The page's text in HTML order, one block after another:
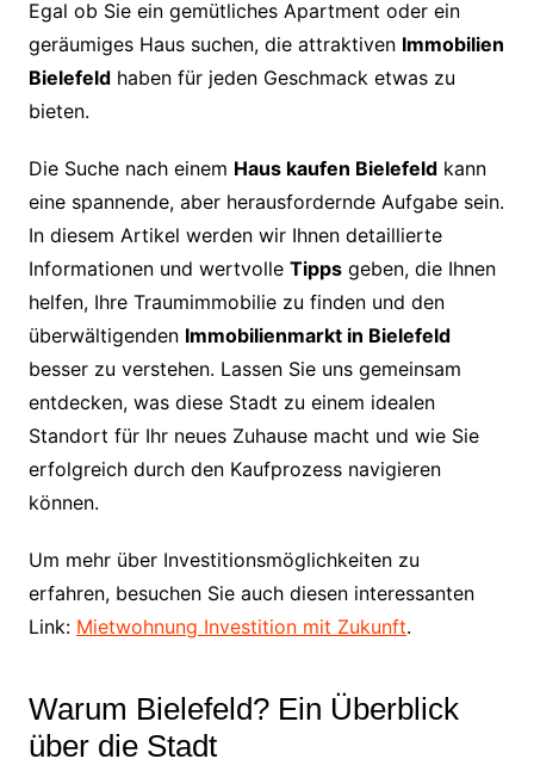
Egal ob Sie ein gemütliches Apartment oder ein
geräumiges Haus suchen, die attraktiven Immobilien
Bielefeldhaben für jeden Geschmack etwas zu
bieten.
Die Suche nach einem Haus kaufen Bielefeldkann
eine spannende, aber herausfordernde Aufgabe sein.
In diesem Artikel werden wir Ihnen detaillierte
Informationen und wertvolle Tippsgeben, die Ihnen
helfen, Ihre Traumimmobilie zu finden und den
überwältigenden Immobilienmarkt in Bielefeld
besser zu verstehen. Lassen Sie uns gemeinsam
entdecken, was diese Stadt zu einem idealen
Standort für Ihr neues Zuhause macht und wie Sie
erfolgreich durch den Kaufprozess navigieren
können.
Um mehr über Investitionsmöglichkeiten zu
erfahren, besuchen Sie auch diesen interessanten
Link: Mietwohnung Investition mit Zukunft.
Warum Bielefeld? Ein Überblick
über die Stadt